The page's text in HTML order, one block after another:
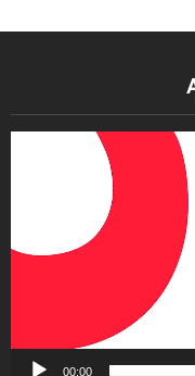
00:00